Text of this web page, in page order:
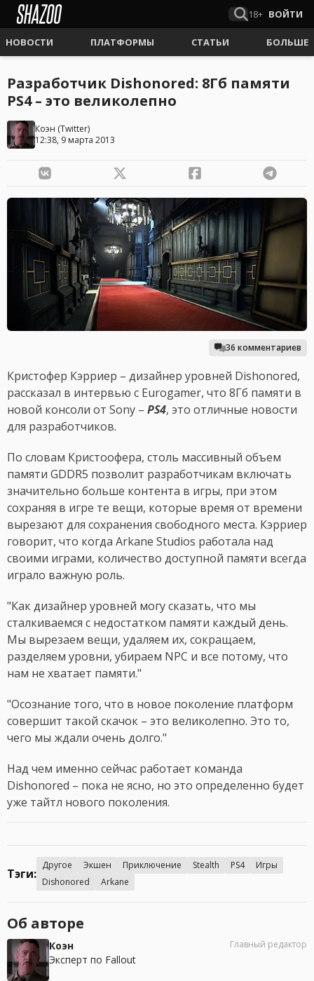
18+ ВОЙТИ
НОВОСТИ ПЛАТФОРМЫ СТАТЬИ БОЛЬШЕ
Разработчик Dishonored: 8Гб памяти
PS4 – это великолепно
Коэн (Twitter)
12:38, 9 марта 2013
36 комментариев
Кристофер Кэрриер – дизайнер уровней Dishonored,
рассказал в интервью с Eurogamer, что 8Гб памяти в
новой консоли от Sony – PS4, это отличные новости
для разработчиков.
По словам Кристоофера, столь массивный объем
памяти GDDR5 позволит разработчикам включать
значительно больше контента в игры, при этом
сохраняя в игре те вещи, которые время от времени
вырезают для сохранения свободного места. Кэрриер
говорит, что когда Arkane Studios работала над
своими играми, количество доступной памяти всегда
играло важную роль.
"Как дизайнер уровней могу сказать, что мы
сталкиваемся с недостатком памяти каждый день.
Мы вырезаем вещи, удаляем их, сокращаем,
разделяем уровни, убираем NPC и все потому, что
нам не хватает памяти."
"Осознание того, что в новое поколение платформ
совершит такой скачок – это великолепно. Это то,
чего мы ждали очень долго."
Над чем именно сейчас работает команда
Dishonored – пока не ясно, но это определенно будет
уже тайтл нового поколения.
Тэги:
Другое Экшен Приключение Stealth PS4
Игры
Dishonored
Arkane
Об авторе
Коэн
Эксперт по Fallout
Главный редактор